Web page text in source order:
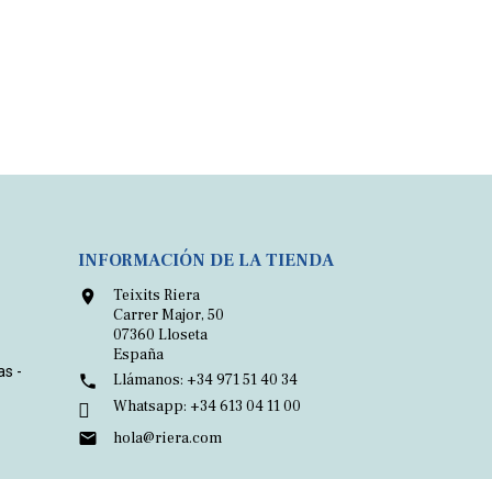
-
INFORMACIÓN DE LA TIENDA

Teixits Riera
Carrer Major, 50
07360 Lloseta
España

Llámanos: +34 971 51 40 34

Whatsapp: +34 613 04 11 00

hola@riera.com